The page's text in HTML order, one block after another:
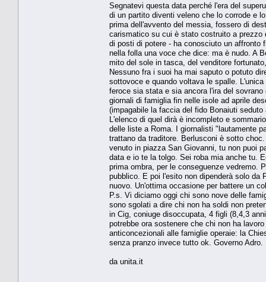
Segnatevi questa data perché l'era del
di un partito diventi veleno che lo corrode e
prima dell'avvento del messia, fossero di
carismatico su cui è stato costruito a prezzo
di posti di potere - ha conosciuto un affronto
nella folla una voce che dice: ma è nudo. A
mito del sole in tasca, del venditore
Nessuno fra i suoi ha mai saputo o potuto
sottovoce e quando voltava le spalle.
feroce sia stata e sia ancora l'ira del
giornali di famiglia fin nelle isole ad aprile
(impagabile la faccia del fido Bonaiuti
L'elenco di quel dirà è incompleto e
delle liste a Roma. I giornalisti "lautamente
trattano da traditore. Berlusconi è sotto
venuto in piazza San Giovanni, tu non puoi
data e io te la tolgo. Sei roba mia anche tu.
prima ombra, per le conseguenze vedremo.
pubblico. E poi l'esito non dipenderà solo
nuovo. Un'ottima occasione per battere un
P.s. Vi diciamo oggi chi sono nove delle
sono sgolati a dire chi non ha soldi non
in Cig, coniuge disoccupata, 4 figli (8,4,3
potrebbe ora sostenere che chi non ha
anticoncezionali alle famiglie operaie: la
senza pranzo invece tutto ok. Governo Adro.
da unita.it